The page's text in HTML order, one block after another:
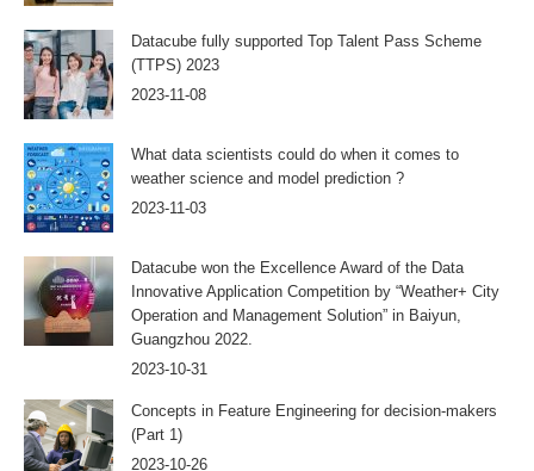
Datacube fully supported Top Talent Pass Scheme
(TTPS) 2023
2023-11-08
What data scientists could do when it comes to
weather science and model prediction ?
2023-11-03
Datacube won the Excellence Award of the Data
Innovative Application Competition by “Weather+ City
Operation and Management Solution” in Baiyun,
Guangzhou 2022.
2023-10-31
Concepts in Feature Engineering for decision-makers
(Part 1)
2023-10-26